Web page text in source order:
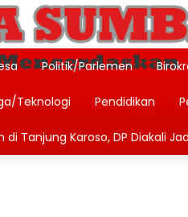
Politik/Parlemen
Teknologi Pendidikan
Tanjung Karoso, DP Diakali